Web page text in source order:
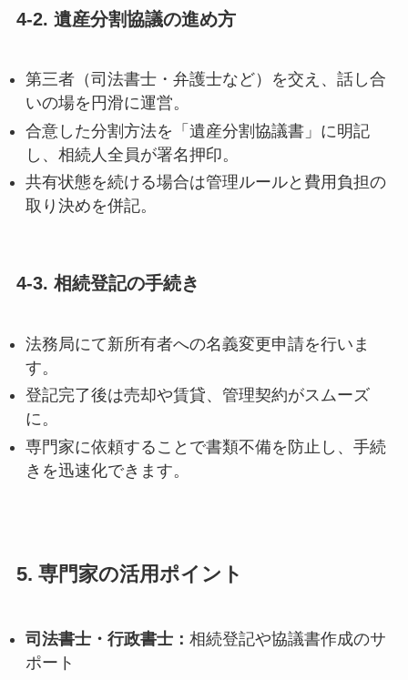
4-2. 遺産分割協議の進め方
第三者（司法書士・弁護士など）を交え、話し合
いの場を円滑に運営。
合意した分割方法を「遺産分割協議書」に明記
し、相続人全員が署名押印。
共有状態を続ける場合は管理ルールと費用負担の
取り決めを併記。
4-3. 相続登記の手続き
法務局にて新所有者への名義変更申請を行いま
す。
登記完了後は売却や賃貸、管理契約がスムーズ
に。
専門家に依頼することで書類不備を防止し、手続
きを迅速化できます。
5. 専門家の活用ポイント
司法書士・行政書士： 相続登記や協議書作成のサ
ポート